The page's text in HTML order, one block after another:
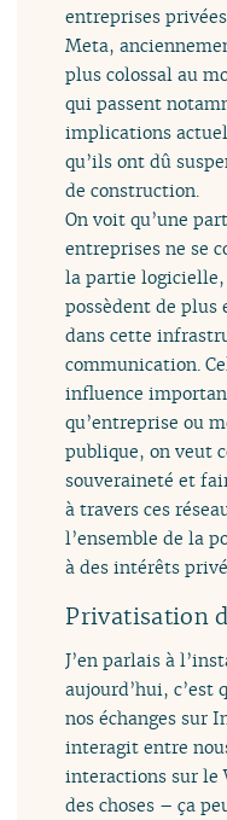
entreprises
Meta,
plus colossal au
qui passent
implications
qu’ils ont dû
de construction.
On voit qu’une
entreprises ne se
la partie
possèdent de plus
dans cette
communication.
influence
qu’entreprise ou
publique, on veut
souveraineté et
à travers ces
l’ensemble de la
à des intérêts
Privatisation
J’en parlais à
aujourd’hui, c’est
nos échanges sur
interagit entre
interactions sur le
des choses – ça